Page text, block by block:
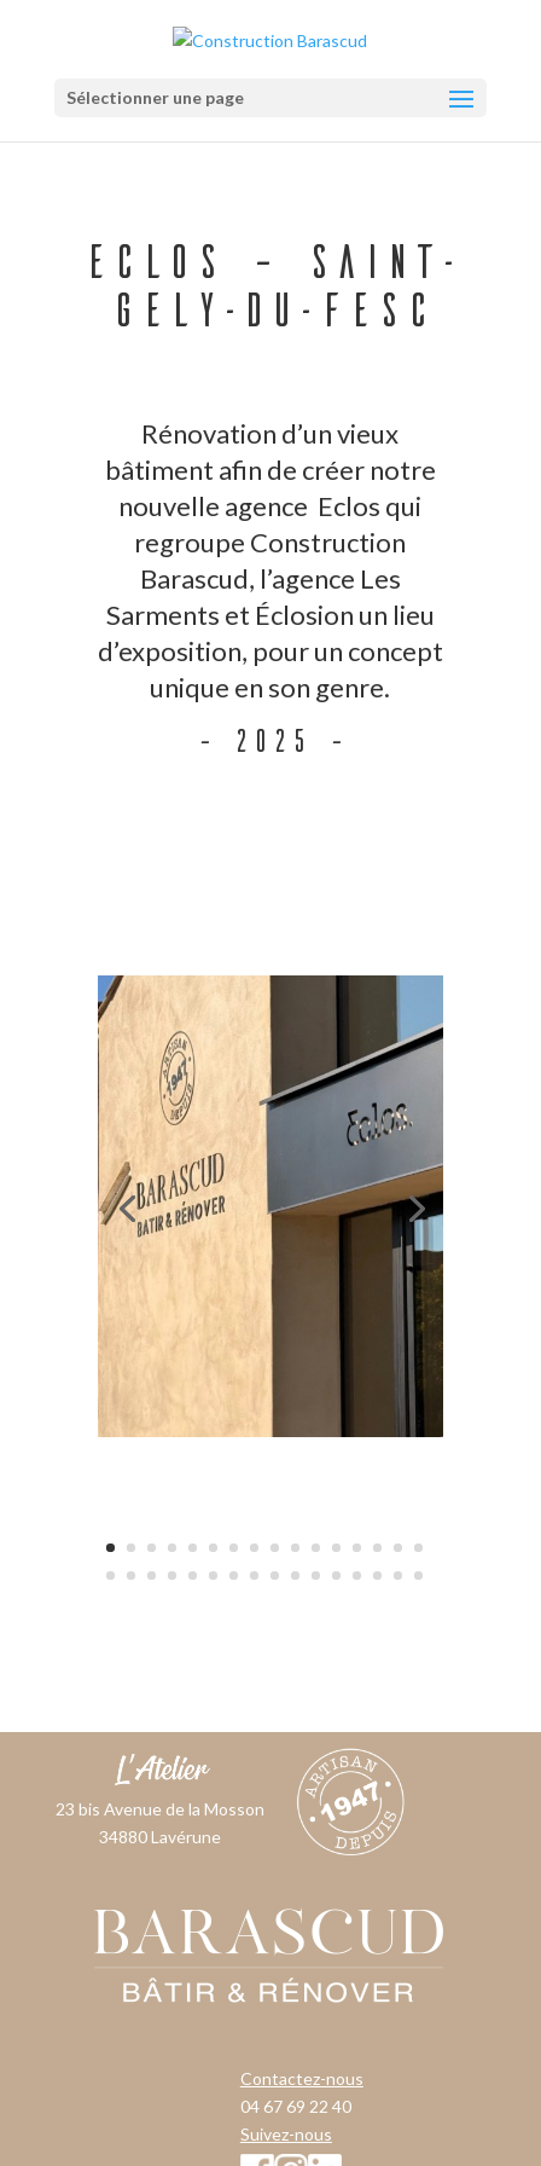
Sélectionner une page
Eclos – Saint-
Gely-du-Fesc
Rénovation d’un vieux
bâtiment afin de créer notre
nouvelle agence Eclos qui
regroupe Construction
Barascud, l’agence Les
Sarments et Éclosion un lieu
d’exposition, pour un concept
unique en son genre.
– 2025 –
23 bis Avenue de la Mosson
34880 Lavérune
Contactez-nous
04 67 69 22 40
Suivez-nous